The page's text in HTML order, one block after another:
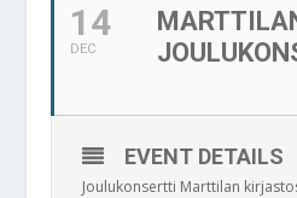
14
DEC
EVENT DETAILS
Joulukonsertti Marttilan